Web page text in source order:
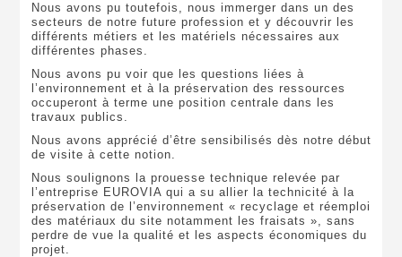
Nous avons pu toutefois, nous immerger dans un des
secteurs de notre future profession et y découvrir les
différents métiers et les matériels nécessaires aux
différentes phases.
Nous avons pu voir que les questions liées à
l’environnement et à la préservation des ressources
occuperont à terme une position centrale dans les
travaux publics.
Nous avons apprécié d’être sensibilisés dès notre début
de visite à cette notion.
Nous soulignons la prouesse technique relevée par
l’entreprise EUROVIA qui a su allier la technicité à la
préservation de l’environnement « recyclage et réemploi
des matériaux du site notamment les fraisats », sans
perdre de vue la qualité et les aspects économiques du
projet.